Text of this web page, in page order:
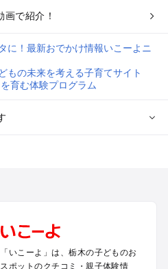
で紹介！
お出かけ
ルお出かけ
野のプールお出かけ
いこーよ」は、栃木の子どものお
ポットのクチコミ・親子体験情